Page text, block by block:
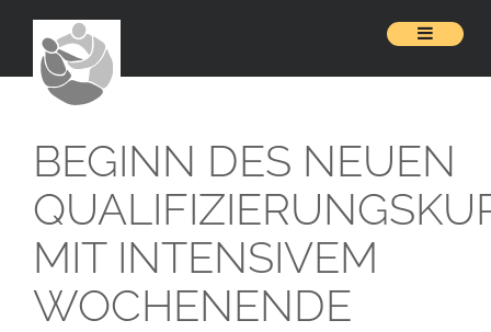
BEGINN DES NEUEN
MIT INTENSIVEM
WOCHENENDE